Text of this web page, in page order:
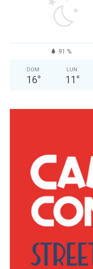
91 %
DOM
16°
LUN
11 °